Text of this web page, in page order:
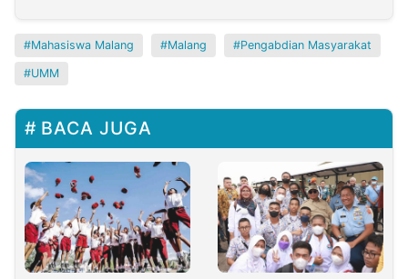
Mahasiswa Malang Malang Pengabdian Masyarakat
UMM
BACA JUGA